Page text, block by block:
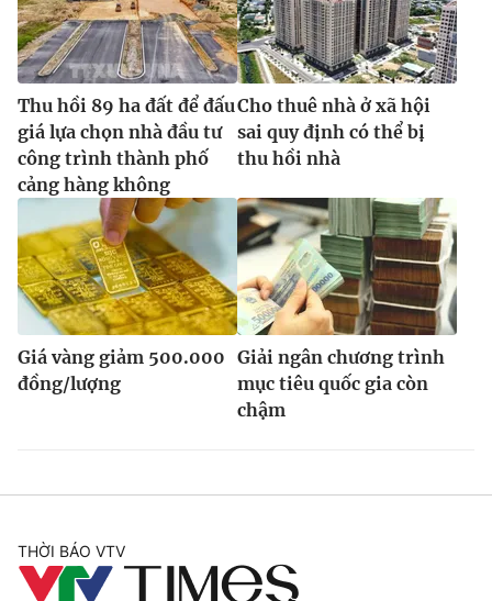
Thu hồi 89 ha đất để đấu
giá lựa chọn nhà đầu tư
công trình thành phố
cảng hàng không
Cho thuê nhà ở xã hội
sai quy định có thể bị
thu hồi nhà
Giá vàng giảm 500.000
đồng/lượng
Giải ngân chương trình
mục tiêu quốc gia còn
chậm
THỜI BÁO VTV